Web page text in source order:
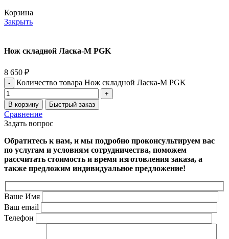
Корзина
Закрыть
Нож складной Ласка-М PGK
8 650 ₽
Количество товара Нож складной Ласка-М PGK
В корзину Быстрый заказ
Сравнение
Задать вопрос
Обратитесь к нам, и мы подробно проконсультируем вас
по услугам и условиям сотрудничества, поможем
рассчитать стоимость и время изготовления заказа, а
также предложим индивидуальное предложение!
Ваше Имя
Ваш email
Телефон